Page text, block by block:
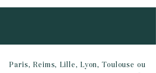
Paris, Reims, Lille, Lyon, Toulouse ou